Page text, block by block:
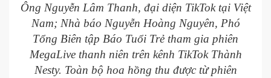
Ông Nguyễn Lâm Thanh, đại diện TikTok tại Việt
Nam; Nhà báo Nguyễn Hoàng Nguyên, Phó
Tổng Biên tập Báo Tuổi Trẻ tham gia phiên
MegaLive thanh niên trên kênh TikTok Thành
Nesty. Toàn bộ hoa hồng thu được từ phiên